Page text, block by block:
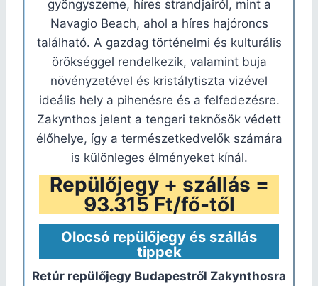
gyöngyszeme, híres strandjairól, mint a
Navagio Beach, ahol a híres hajóroncs
található. A gazdag történelmi és kulturális
örökséggel rendelkezik, valamint buja
növényzetével és kristálytiszta vizével
ideális hely a pihenésre és a felfedezésre.
Zakynthos jelent a tengeri teknősök védett
élőhelye, így a természetkedvelők számára
is különleges élményeket kínál.
Repülőjegy + szállás =
93.315 Ft/fő-től
Olocsó repülőjegy és szállás
tippek
Retúr repülőjegy Budapestről Zakynthosra